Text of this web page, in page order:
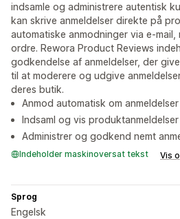
indsamle og administrere autentisk
kan skrive anmeldelser direkte på
automatiske anmodninger via e-
ordre. Rewora Product Reviews
godkendelse af anmeldelser, der
til at moderere og udgive
deres butik.
Anmod automatisk om
Indsaml og vis
Administrer og godkend nemt
Indeholder maskinoversat tekst Vis
Sprog
Engelsk